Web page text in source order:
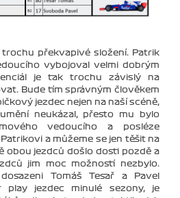
trochu překvapivé složení. Patrik
vybojoval velmi dobrým
je tak trochu závislý na
Bude tím správným člověkem
jezdec nejen na naší scéně,
neukázal, přesto mu bylo
vedoucího a posléze
a můžeme se jen těšit na
obou jezdců došlo dosti pozdě a
jim moc možností nezbylo.
Tomáš Tesař a Pavel
play jezdec minulé sezony, je